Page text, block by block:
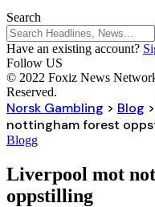
Search
Have an existing account?
Follow US
© 2022 Foxiz News
Reserved.
Norsk Gambling > Blog >
nottingham forest
Blogg
Liverpool mot
oppstilling